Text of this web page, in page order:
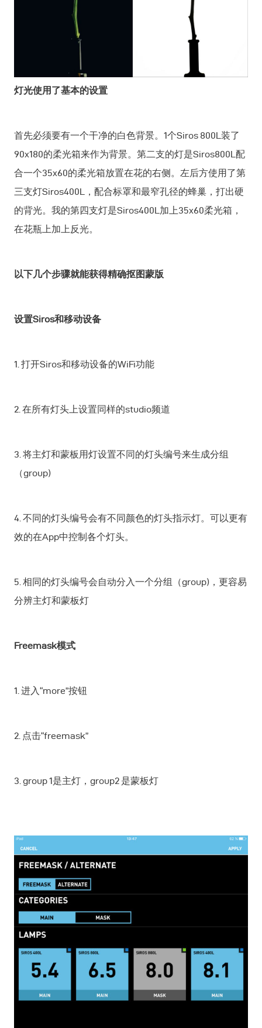
灯光使用了基本的设置
首先必须要有一个干净的白色背景。1个Siros 800L装了
90x180的柔光箱来作为背景。第二支的灯是Siros800L配
合一个35x60的柔光箱放置在花的右侧。左后方使用了第
三支灯Siros400L，配合标罩和最窄孔径的蜂巢，打出硬
的背光。我的第四支灯是Siros400L加上35x60柔光箱，
在花瓶上加上反光。
以下几个步骤就能获得精确抠图蒙版
设置Siros和移动设备
1. 打开Siros和移动设备的WiFi功能
2. 在所有灯头上设置同样的studio频道
3. 将主灯和蒙板用灯设置不同的灯头编号来生成分组
（group)
4. 不同的灯头编号会有不同颜色的灯头指示灯。可以更有
效的在App中控制各个灯头。
5. 相同的灯头编号会自动分入一个分组（group)，更容易
分辨主灯和蒙板灯
Freemask模式
1. 进入“more”按钮
2. 点击“freemask”
3. group 1是主灯，group2 是蒙板灯